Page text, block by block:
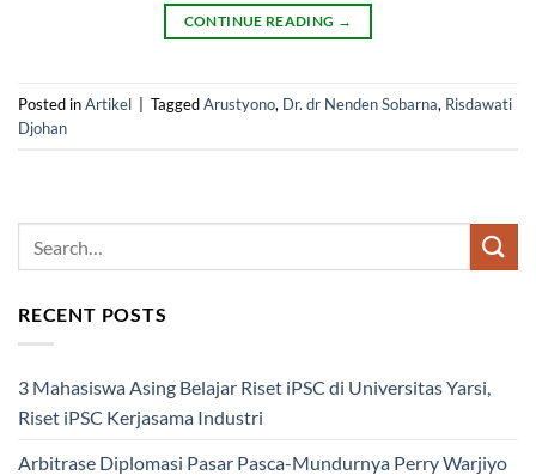
CONTINUE READING →
Posted inArtikel | TaggedArustyono, Dr. dr Nenden Sobarna, Risdawati
Djohan
RECENT POSTS
3 Mahasiswa Asing Belajar Riset iPSC di Universitas Yarsi,
Riset iPSC Kerjasama Industri
Arbitrase Diplomasi Pasar Pasca-Mundurnya Perry Warjiyo